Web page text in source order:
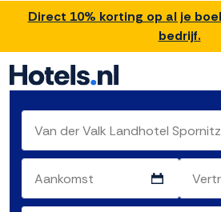
Direct 10% korting op al je
bedrijf.